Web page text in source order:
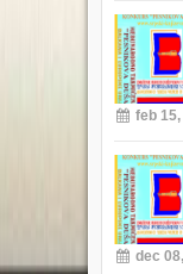
feb
dec